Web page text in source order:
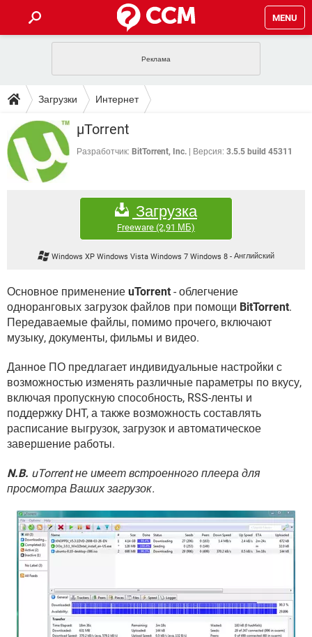
MENU
INSTAGRAM
ИГРЫ
ВКОНТАКТЕ ВИДЕО
GOOGLE
ПОЛЕЗНЫЕ СОВЕТЫ
TIKTOK
WHATSAPP
FACEBOOK
GOOGLE
ЗАГРУЗКИ
TIKTOK TELEGRAM
WHATSAPP
ИГРЫ
ВКОНТАКТЕ
ФОРУМ
INSTAGRAM
ИГРЫ
WINDOWS 10 ВКОНТАКТЕ
YANDEX
ЭНЦИКЛОПЕДИЯ
TELEGRAM
WINDOWS 10 ВКОНТАКТЕ
ВИДЕО
YANDEX
Загрузки Интернет
µTorrent
Разработчик: BitTorrent, Inc. Версия: 3.5.5 build 45311
Загрузка
Freeware (2,91 МБ)
Windows XP Windows Vista Windows 7 Windows 8-Английский
Основное применение uTorrent - облегчение
одноранговых загрузок файлов при помощи BitTorrent.
Передаваемые файлы, помимо прочего, включают
музыку, документы, фильмы и видео.
Данное ПО предлагает индивидуальные настройки с
возможностью изменять различные параметры по вкусу,
включая пропускную способность, RSS-ленты и
поддержку DHT, а также возможность составлять
расписание выгрузок, загрузок и автоматическое
завершение работы.
N.B. uTorrent не имеет встроенного плеера для
просмотра Ваших загрузок.